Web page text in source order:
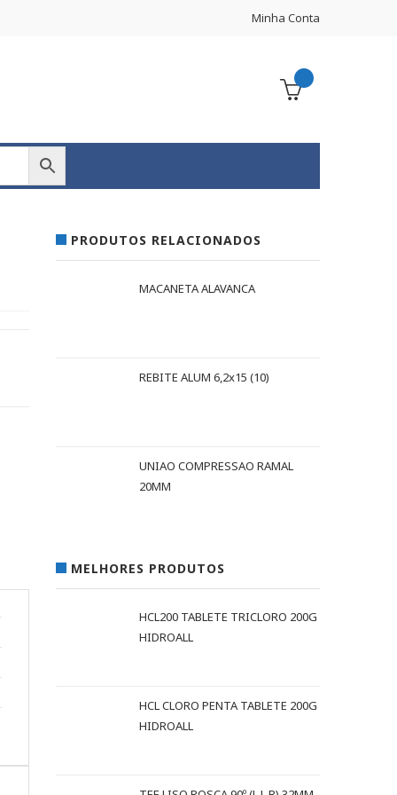
Minha Conta
PRODUTOS RELACIONADOS
MACANETA ALAVANCA
REBITE ALUM 6,2x15 (10)
UNIAO COMPRESSAO RAMAL
20MM
MELHORES PRODUTOS
HCL200 TABLETE TRICLORO 200G
HIDROALL
HCL CLORO PENTA TABLETE 200G
HIDROALL